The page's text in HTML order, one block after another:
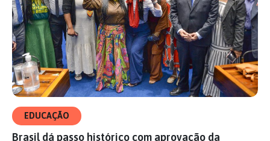
EDUCAÇÃO
Brasil dá passo histórico com aprovação da